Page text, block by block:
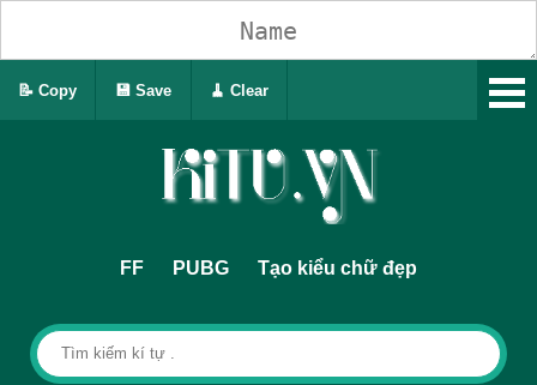
FF PUBG Tạo kiểu chữ đẹp
📝 Copy 💾 Save 🧹 Clear